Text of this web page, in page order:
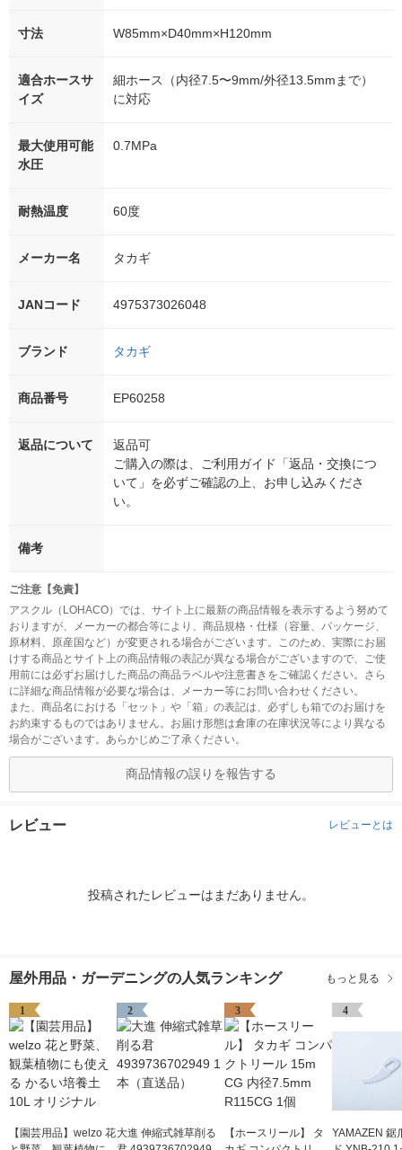
寸法 W85mm×D40mm×H120mm
適合ホースサ
イズ
細ホース（内径7.5〜9mm/外径13.5mmまで）
に対応
最大使用可能
水圧
0.7MPa
耐熱温度 60度
メーカー名 タカギ
JANコード 4975373026048
ブランド タカギ
商品番号 EP60258
返品について
返品可
ご購入の際は、ご利用ガイド「返品・交換につ
いて」を必ずご確認の上、お申し込みくださ
い。
備考
ご注意【免責】
アスクル（LOHACO）では、サイト上に最新の商品情報を表示するよう努めて
おりますが、メーカーの都合等により、商品規格・仕様（容量、パッケージ、
原材料、原産国など）が変更される場合がございます。このため、実際にお届
けする商品とサイト上の商品情報の表記が異なる場合がございますので、ご使
用前には必ずお届けした商品の商品ラベルや注意書きをご確認ください。さら
に詳細な商品情報が必要な場合は、メーカー等にお問い合わせください。
また、商品名における「セット」や「箱」の表記は、必ずしも箱でのお届けを
お約束するものではありません。お届け形態は倉庫の在庫状況等により異なる
場合がございます。あらかじめご了承ください。
商品情報の誤りを報告する
レビュー レビューとは
投稿されたレビューはまだありません。
屋外用品・ガーデニングの人気ランキング もっと見る
1
【園芸用品】welzo 花
2
大進 伸縮式雑草削る
3
【ホースリール】 タ
4
YAMAZEN 鋸